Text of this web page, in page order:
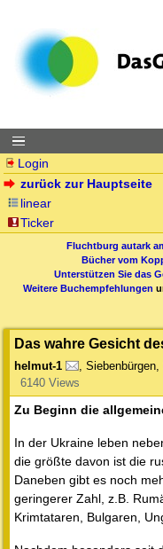
Login
zurück zur Hauptseite
linear
Ticker
Fluchtburg autark
Bücher vom
Unterstützen Sie das
Weitere Buchempfehlungen
Das wahre Gesicht
helmut-1 , Siebenbürgen,
6140 Views
Zu Beginn die
In der Ukraine leben
die größte davon ist die
Daneben gibt es noch
geringerer Zahl, z.B.
Krimtataren, Bulgaren,